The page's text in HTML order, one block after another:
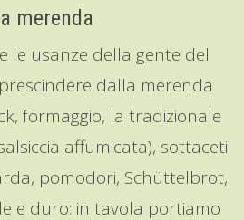
merenda
le usanze della gente del
dalla merenda
formaggio, la tradizionale
affumicata), sottaceti
pomodori, Schüttelbrot,
e duro: in tavola portiamo